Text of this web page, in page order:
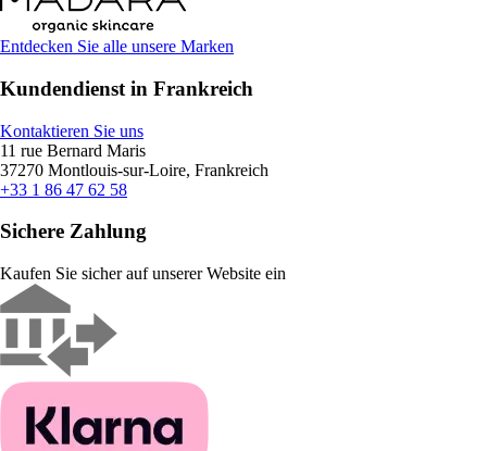
Entdecken Sie alle unsere Marken
Kundendienst in Frankreich
Kontaktieren Sie uns
11 rue Bernard Maris
37270 Montlouis-sur-Loire, Frankreich
+33 1 86 47 62 58
Sichere Zahlung
Kaufen Sie sicher auf unserer Website ein